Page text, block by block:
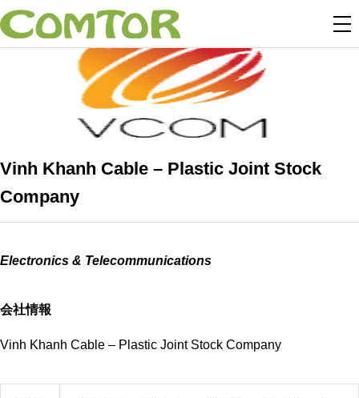
Vinh Khanh Cable – Plastic Joint Stock
Company
Electronics & Telecommunications
会社情報
Vinh Khanh Cable – Plastic Joint Stock Company